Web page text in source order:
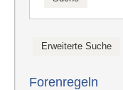
Forenregeln